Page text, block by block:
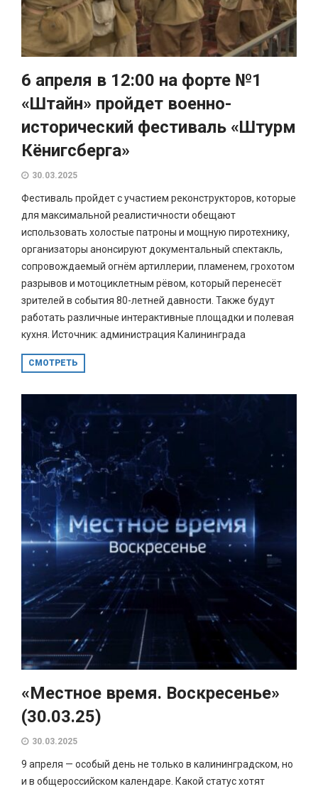
6 апреля в 12:00 на форте №1
«Штайн» пройдет военно-
исторический фестиваль «Штурм
Кёнигсберга»
30.03.2025
Фестиваль пройдет с участием реконструкторов, которые
для максимальной реалистичности обещают
использовать холостые патроны и мощную пиротехнику,
организаторы анонсируют документальный спектакль,
сопровождаемый огнём артиллерии, пламенем, грохотом
разрывов и мотоциклетным рёвом, который перенесёт
зрителей в события 80-летней давности. Также будут
работать различные интерактивные площадки и полевая
кухня. Источник: администрация Калининграда
СМОТРЕТЬ
«Местное время. Воскресенье»
(30.03.25)
30.03.2025
9 апреля — особый день не только в калининградском, но
и в общероссийском календаре. Какой статус хотят